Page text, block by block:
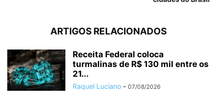
ARTIGOS RELACIONADOS
Receita Federal coloca
turmalinas de R$ 130 mil entre os
21...
Raquel Luciano - 07/08/2026